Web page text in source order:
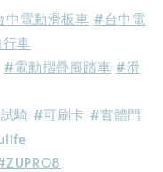
中電動滑板車 #台中電
車
#電動摺疊腳踏車 #滑
騎 #可刷卡 #實體門